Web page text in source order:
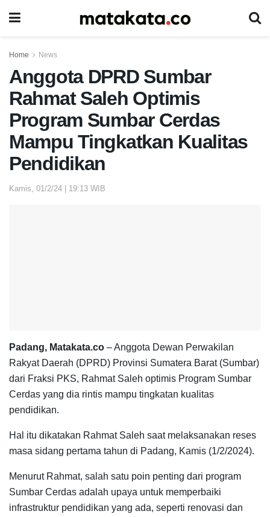
Home News
Anggota DPRD Sumbar
Rahmat Saleh Optimis
Program Sumbar Cerdas
Mampu Tingkatkan Kualitas
Pendidikan
Kamis, 01/2/24 | 19:13 WIB
Padang, Matakata.co – Anggota Dewan Perwakilan
Rakyat Daerah (DPRD) Provinsi Sumatera Barat (Sumbar)
dari Fraksi PKS, Rahmat Saleh optimis Program Sumbar
Cerdas yang dia rintis mampu tingkatan kualitas
pendidikan.
Hal itu dikatakan Rahmat Saleh saat melaksanakan reses
masa sidang pertama tahun di Padang, Kamis (1/2/2024).
Menurut Rahmat, salah satu poin penting dari program
Sumbar Cerdas adalah upaya untuk memperbaiki
infrastruktur pendidikan yang ada, seperti renovasi dan